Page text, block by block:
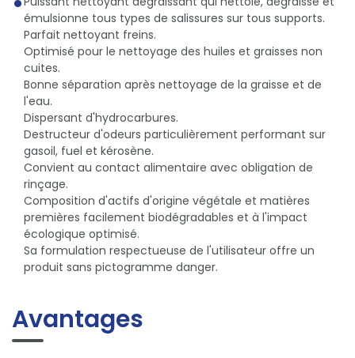
émulsionne tous types de salissures sur tous supports.
Parfait nettoyant freins.
Optimisé pour le nettoyage des huiles et graisses non
cuites.
Bonne séparation après nettoyage de la graisse et de
l'eau.
Dispersant d'hydrocarbures.
Destructeur d'odeurs particulièrement performant sur
gasoil, fuel et kérosène.
Convient au contact alimentaire avec obligation de
rinçage.
Composition d'actifs d'origine végétale et matières
premières facilement biodégradables et à l'impact
écologique optimisé.
Sa formulation respectueuse de l'utilisateur offre un
produit sans pictogramme danger.
Avantages